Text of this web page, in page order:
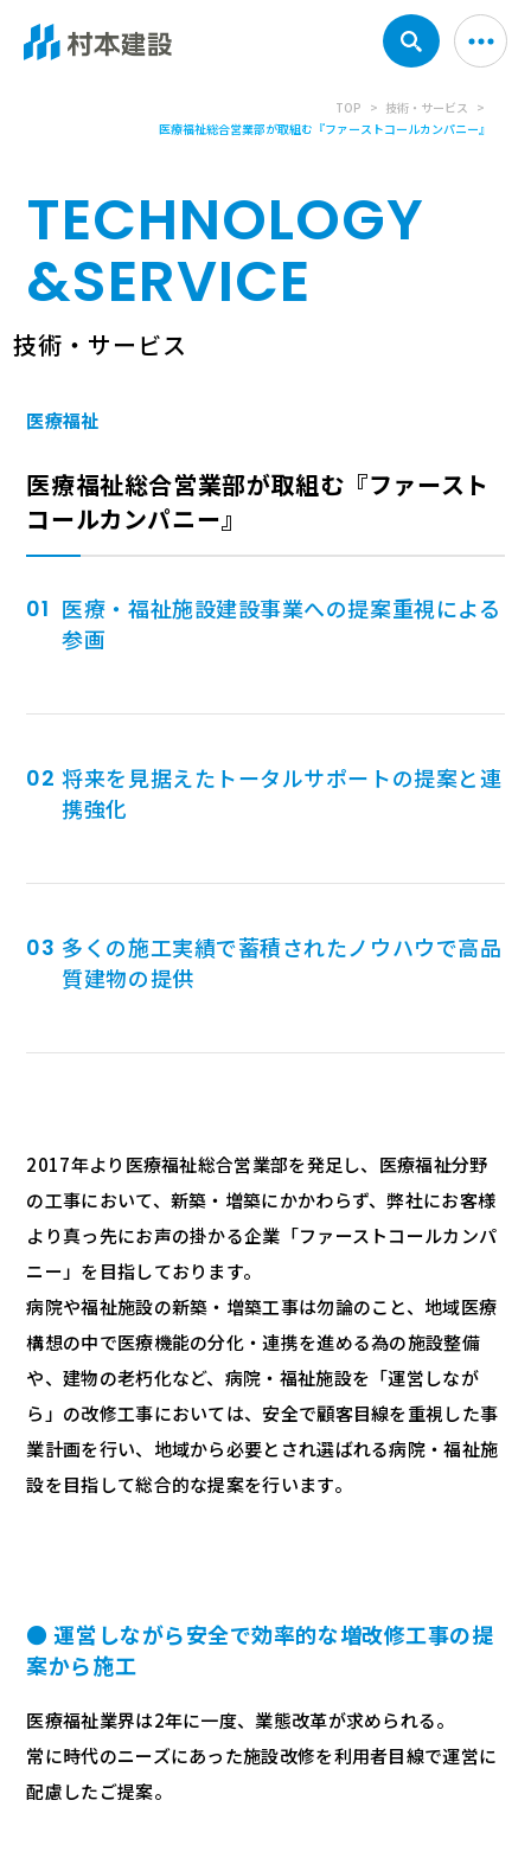
TOP
技術・サービス
医療福祉総合営業部が取組む『ファーストコールカンパニー』
TECHNOLOGY
&SERVICE
技術・サービス
医療福祉
医療福祉総合営業部が取組む『ファースト
コールカンパニー』
医療・福祉施設建設事業への提案重視による
参画
将来を見据えたトータルサポートの提案と連
携強化
多くの施工実績で蓄積されたノウハウで高品
質建物の提供
2017年より医療福祉総合営業部を発足し、医療福祉分野
の工事において、新築・増築にかかわらず、弊社にお客様
より真っ先にお声の掛かる企業「ファーストコールカンパ
ニー」を目指しております。
病院や福祉施設の新築・増築工事は勿論のこと、地域医療
構想の中で医療機能の分化・連携を進める為の施設整備
や、建物の老朽化など、病院・福祉施設を「運営しなが
ら」の改修工事においては、安全で顧客目線を重視した事
業計画を行い、地域から必要とされ選ばれる病院・福祉施
設を目指して総合的な提案を行います。
● 運営しながら安全で効率的な増改修工事の提
案から施工
医療福祉業界は2年に一度、業態改革が求められる。
常に時代のニーズにあった施設改修を利用者目線で運営に
配慮したご提案。